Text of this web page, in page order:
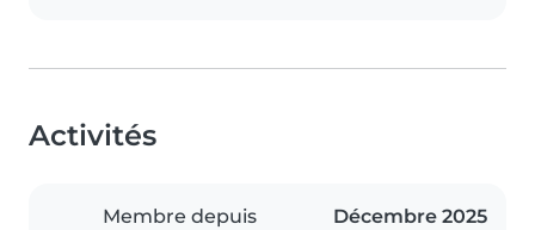
Activités
Membre depuis Décembre 2025